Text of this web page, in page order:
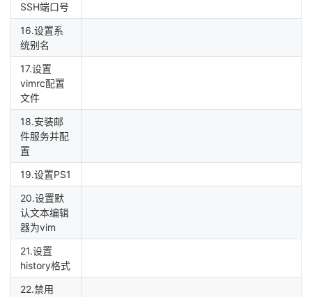
SSH端口号
16.设置系
统别名
17.设置
vimrc配置
文件
18.安装邮
件服务并配
置
19.设置PS1
20.设置默
认文本编辑
器为vim
21.设置
history格式
22.禁用